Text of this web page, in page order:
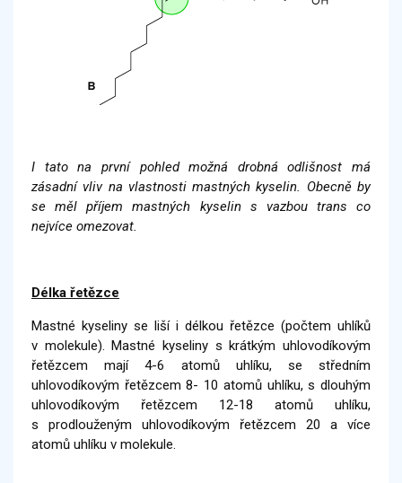
I tato na první pohled možná drobná odlišnost má
zásadní vliv na vlastnosti mastných kyselin. Obecně by
se měl příjem mastných kyselin s vazbou trans co
nejvíce omezovat.
Délka řetězce
Mastné kyseliny se liší i délkou řetězce (počtem uhlíků
v molekule). Mastné kyseliny s krátkým uhlovodíkovým
řetězcem mají 4-6 atomů uhlíku, se středním
uhlovodíkovým řetězcem 8- 10 atomů uhlíku, s dlouhým
uhlovodíkovým řetězcem 12-18 atomů uhlíku,
s prodlouženým uhlovodíkovým řetězcem 20 a více
atomů uhlíku v molekule.